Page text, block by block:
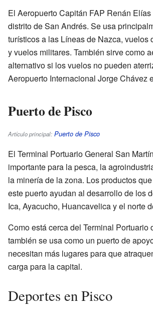
El Aeropuerto Capitán FAP Renán
distrito de San Andrés. Se usa
turísticos a las Líneas de Nazca, vuelos
y vuelos militares. También sirve como
alternativo si los vuelos no pueden
Aeropuerto Internacional Jorge Chávez
Puerto de Pisco
Artículo principal: Puerto de Pisco
El Terminal Portuario General San
importante para la pesca, la
la minería de la zona. Los productos
este puerto ayudan al desarrollo de los
Ica, Ayacucho, Huancavelica y el norte
Como está cerca del Terminal Portuario
también se usa como un puerto de
necesitan más lugares para que
carga para la capital.
Deportes en Pisco